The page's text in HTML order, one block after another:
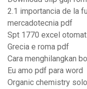
2.1 importancia de la
mercadotecnia pdf
Spt 1770 excel
Grecia e roma pdf
Cara menghilangkan
Eu amo pdf para word
Organic chemistry